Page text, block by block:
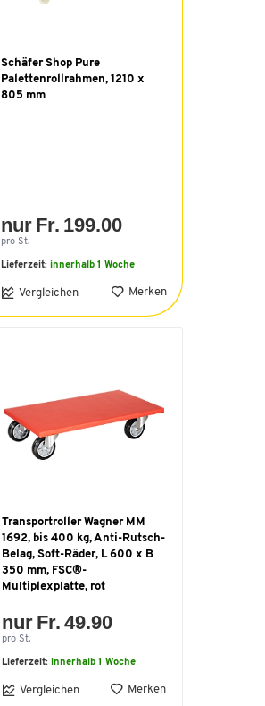
Schäfer Shop Pure
Palettenrollrahmen, 1210 x
805 mm
nur Fr. 199.00
pro St.
Lieferzeit: innerhalb 1 Woche
Vergleichen Merken
Transportroller Wagner MM
1692, bis 400 kg, Anti-Rutsch-
Belag, Soft-Räder, L 600 x B
350 mm, FSC®-
Multiplexplatte, rot
nur Fr. 49.90
pro St.
Lieferzeit: innerhalb 1 Woche
Vergleichen Merken